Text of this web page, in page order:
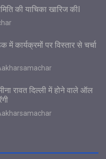
की याचिका खारिज कीl
कार्यक्रमों पर विस्तार से चर्चा
रावत दिल्ली में होने वाले ऑल